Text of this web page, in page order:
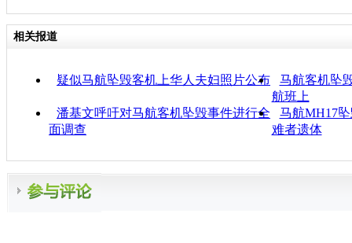
相关报道
疑似马航坠毁客机上华人夫妇照片公布
马航客机坠
航班上
潘基文呼吁对马航客机坠毁事件进行全
面调查
马航MH17
难者遗体